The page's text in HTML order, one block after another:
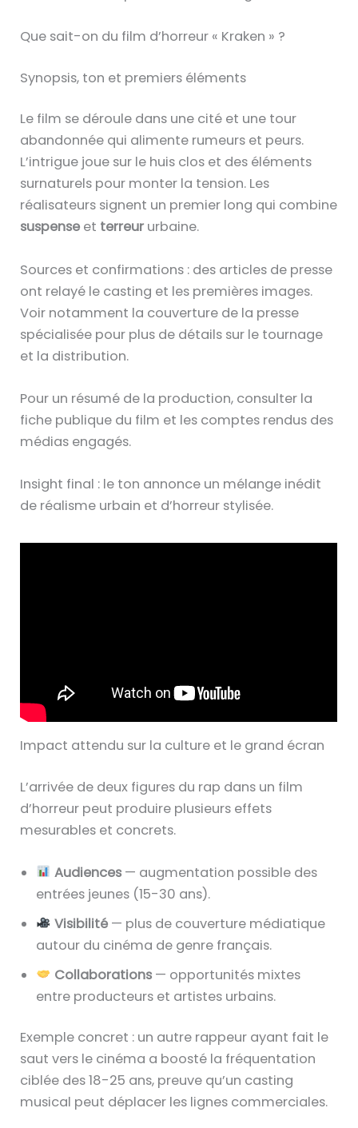
Que sait-on du film d’horreur « Kraken » ?
Synopsis, ton et premiers éléments
Le film se déroule dans une cité et une tour
abandonnée qui alimente rumeurs et peurs.
L’intrigue joue sur le huis clos et des éléments
surnaturels pour monter la tension. Les
réalisateurs signent un premier long qui combine
suspense et terreur urbaine.
Sources et confirmations : des articles de presse
ont relayé le casting et les premières images.
Voir notamment la couverture de la presse
spécialisée pour plus de détails sur le tournage
et la distribution.
Pour un résumé de la production, consulter la
fiche publique du film et les comptes rendus des
médias engagés.
Insight final : le ton annonce un mélange inédit
de réalisme urbain et d’horreur stylisée.
Impact attendu sur la culture et le grand écran
L’arrivée de deux figures du rap dans un film
d’horreur peut produire plusieurs effets
mesurables et concrets.
Audiences— augmentation possible des
entrées jeunes (15-30 ans).
Visibilité— plus de couverture médiatique
autour du cinéma de genre français.
Collaborations— opportunités mixtes
entre producteurs et artistes urbains.
Exemple concret : un autre rappeur ayant fait le
saut vers le cinéma a boosté la fréquentation
ciblée des 18-25 ans, preuve qu’un casting
musical peut déplacer les lignes commerciales.